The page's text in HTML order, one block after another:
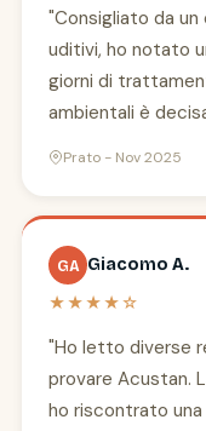
"Consigliato da
uditivi, ho notato
giorni di
ambientali è
Prato - Nov 2025
GA Giacomo A.
★★★★☆
"Ho letto diverse
provare Acustan.
ho riscontrato una